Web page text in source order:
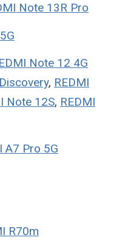
Note 13R Pro
Note 12 4G
, REDMI
Note 12S, REDMI
A7 Pro 5G
R70m